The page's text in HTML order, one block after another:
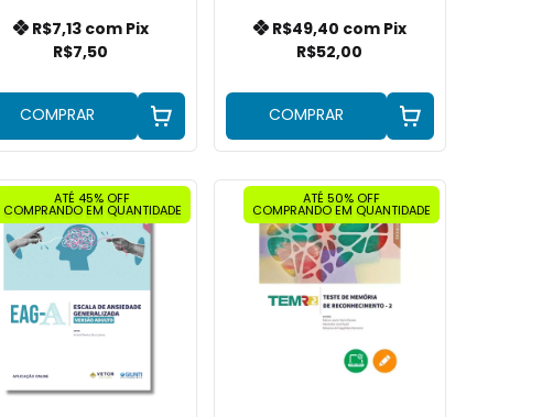
R$7,50
R$7,13 com Pix
COMPRAR
R$52,00
R$49,40 com Pix
COMPRAR
ATÉ 45% OFF
COMPRANDO EM QUANTIDADE
ATÉ 50% OFF
COMPRANDO EM QUANTIDADE